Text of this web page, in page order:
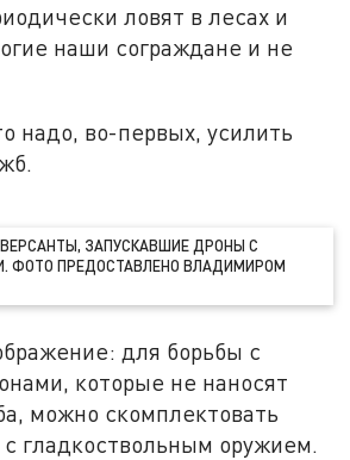
ловят в лесах и
наши сограждане и не
надо, во-первых, усилить
ЗАПУСКАВШИЕ ДРОНЫ С
ФОТО ПРЕДОСТАВЛЕНО ВЛАДИМИРОМ
для борьбы с
которые не наносят
можно скомплектовать
гладкоствольным оружием.